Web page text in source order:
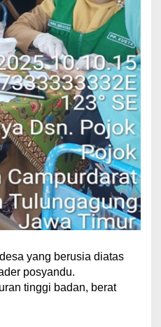
yang berusia diatas
posyandu.
tinggi badan, berat